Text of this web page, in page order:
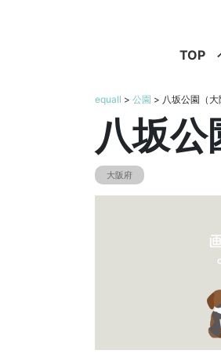
TOP
equall > 公園 > 八坂公園（大
八坂公
大阪府